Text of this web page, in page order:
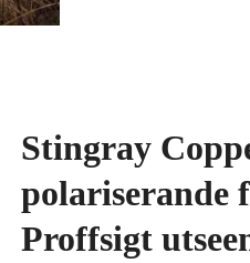
Stingray
polariserande
Proffsigt